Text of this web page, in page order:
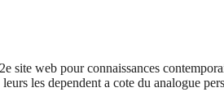
site web pour connaissances
les dependent a cote du analogue